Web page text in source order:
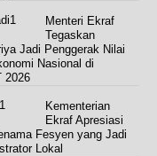
Menteri Ekraf
Tegaskan
Jadi Penggerak Nilai
Nasional di
2026
Kementerian
Ekraf Apresiasi
Fesyen yang Jadi
Lokal